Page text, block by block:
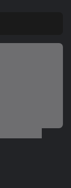
da...